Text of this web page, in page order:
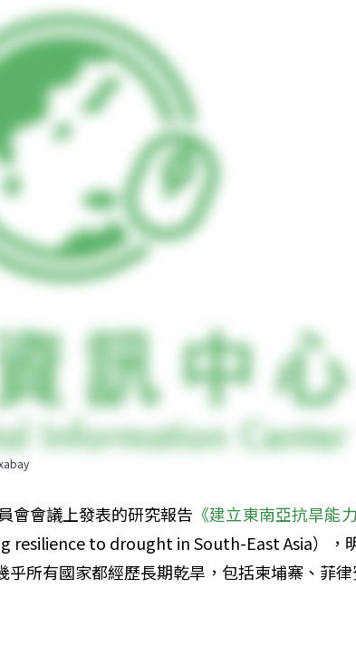
會會議上發表的研究報告 《建立東南亞抗旱能力
resilience to drought in South-East Asia），
所有國家都經歷長期乾旱，包括柬埔寨、菲